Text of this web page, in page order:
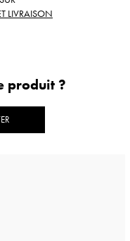
LIVRAISON
produit ?